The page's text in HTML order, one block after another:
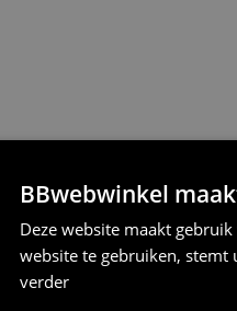
of the Camping
BBwebwinkel
Deze website maakt
website te gebruiken, stemt
verder